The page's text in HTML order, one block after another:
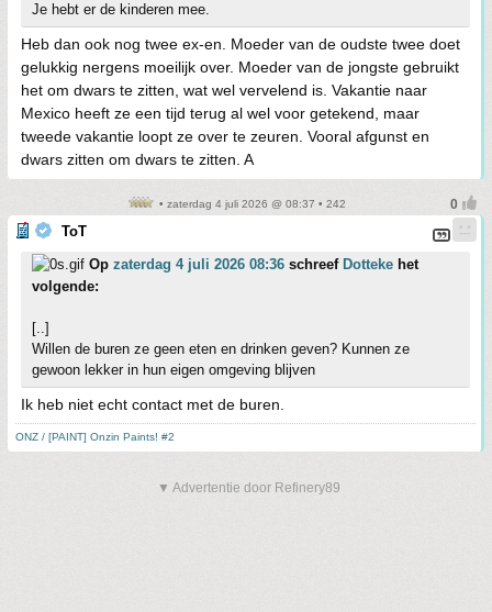
Je hebt er de kinderen mee.
Heb dan ook nog twee ex-en. Moeder van de oudste twee doet
gelukkig nergens moeilijk over. Moeder van de jongste gebruikt
het om dwars te zitten, wat wel vervelend is. Vakantie naar
Mexico heeft ze een tijd terug al wel voor getekend, maar
tweede vakantie loopt ze over te zeuren. Vooral afgunst en
dwars zitten om dwars te zitten. A
• zaterdag 4 juli 2026 @ 08:37 • 242
ToT
Op zaterdag 4 juli 2026 08:36 schreef Dotteke het
volgende:
[..]
Willen de buren ze geen eten en drinken geven? Kunnen ze
gewoon lekker in hun eigen omgeving blijven
Ik heb niet echt contact met de buren.
ONZ / [PAINT] Onzin Paints! #2
▼ Advertentie door Refinery89